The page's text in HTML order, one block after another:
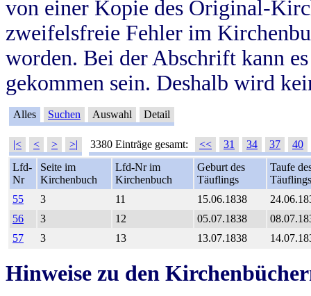
von einer Kopie des Original-
zweifelsfreie Fehler im
worden. Bei der Abschrift kann
gekommen sein. Deshalb wird
Alles Suchen Auswahl Detail
|< < > >| 3380 Einträge gesamt: << 31 34 37
40
Lfd-
Nr
Seite im
Kirchenbuch
Lfd-Nr im
Kirchenbuch
Geburt des
Täuflings
Taufe
Täuflings
55
3 11 15.06.1838
56
3 12 05.07.1838
57
3 13 13.07.1838
Hinweise zu den